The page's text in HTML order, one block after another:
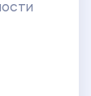
по